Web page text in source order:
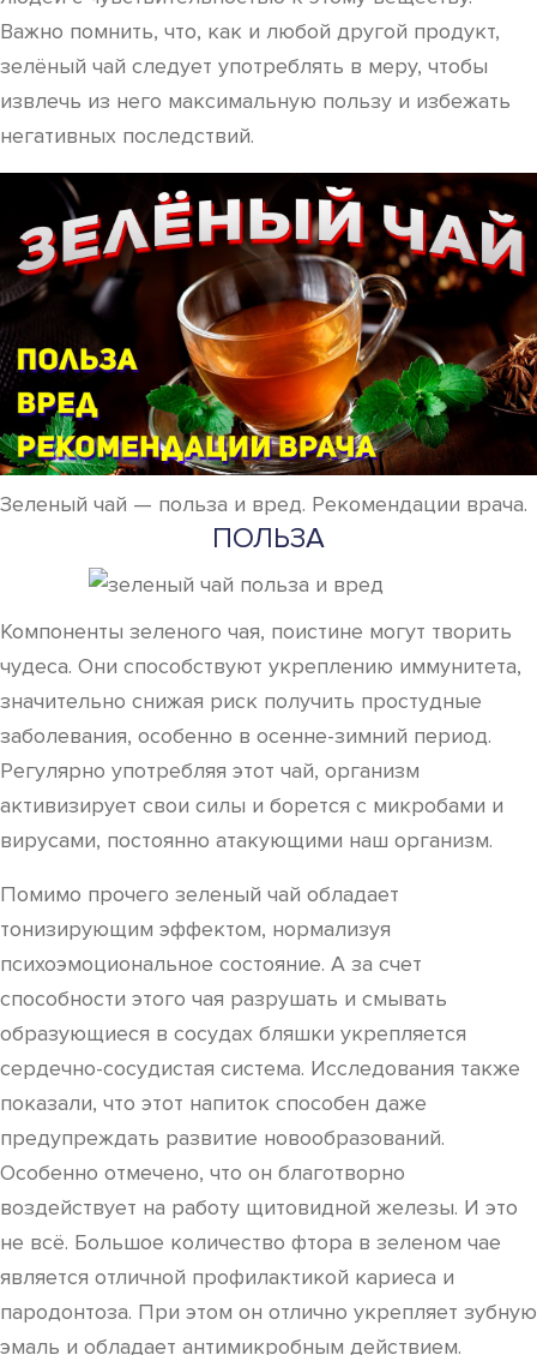
Важно помнить, что, как и любой другой продукт,
зелёный чай следует употреблять в меру, чтобы
извлечь из него максимальную пользу и избежать
негативных последствий.
Зеленый чай — польза и вред. Рекомендации врача.
ПОЛЬЗА
Компоненты зеленого чая, поистине могут творить
чудеса. Они способствуют укреплению иммунитета,
значительно снижая риск получить простудные
заболевания, особенно в осенне-зимний период.
Регулярно употребляя этот чай, организм
активизирует свои силы и борется с микробами и
вирусами, постоянно атакующими наш организм.
Помимо прочего зеленый чай обладает
тонизирующим эффектом, нормализуя
психоэмоциональное состояние. А за счет
способности этого чая разрушать и смывать
образующиеся в сосудах бляшки укрепляется
сердечно-сосудистая система. Исследования также
показали, что этот напиток способен даже
предупреждать развитие новообразований.
Особенно отмечено, что он благотворно
воздействует на работу щитовидной железы. И это
не всё. Большое количество фтора в зеленом чае
является отличной профилактикой кариеса и
пародонтоза. При этом он отлично укрепляет зубную
эмаль и обладает антимикробным действием.